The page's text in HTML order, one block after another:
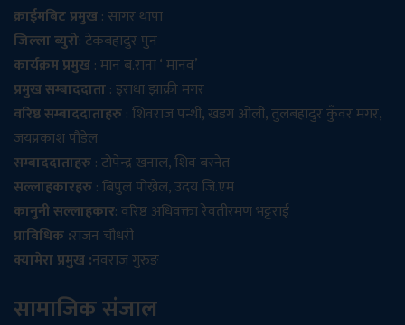
क्राईमबिट प्रमुख: सागर थापा
जिल्ला ब्युरो: टेकबहादुर पुन
कार्यक्रम प्रमुख: मान ब.राना ‘ मानव’
प्रमुख सम्बाददाता: इराधा झाक्री मगर
वरिष्ठ सम्बाददाताहरु: शिवराज पन्थी, खडग ओली, तुलबहादुर कुँवर मगर,
जयप्रकाश पौडेल
सम्बाददाताहरु: टोपेन्द्र खनाल, शिव बस्नेत
सल्लाहकारहरु: बिपुल पोख्रेल, उदय जि.एम
कानुनी सल्लाहकार: वरिष्ठ अधिवक्ता रेवतीरमण भट्टराई
प्राविधिक :राजन चौधरी
क्यामेरा प्रमुख :नवराज गुरुङ
सामाजिक संजाल